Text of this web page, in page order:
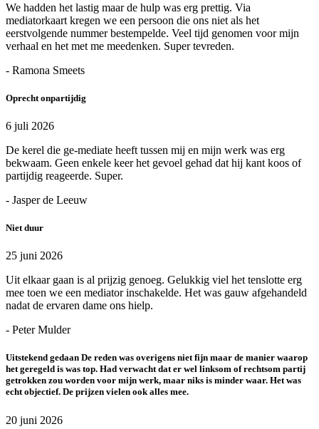
We hadden het lastig maar de hulp was erg prettig. Via
mediatorkaart kregen we een persoon die ons niet als het
eerstvolgende nummer bestempelde. Veel tijd genomen voor mijn
verhaal en het met me meedenken. Super tevreden.
- Ramona Smeets
Oprecht onpartijdig
6 juli 2026
De kerel die ge-mediate heeft tussen mij en mijn werk was erg
bekwaam. Geen enkele keer het gevoel gehad dat hij kant koos of
partijdig reageerde. Super.
- Jasper de Leeuw
Niet duur
25 juni 2026
Uit elkaar gaan is al prijzig genoeg. Gelukkig viel het tenslotte erg
mee toen we een mediator inschakelde. Het was gauw afgehandeld
nadat de ervaren dame ons hielp.
- Peter Mulder
Uitstekend gedaan De reden was overigens niet fijn maar de manier waarop
het geregeld is was top. Had verwacht dat er wel linksom of rechtsom partij
getrokken zou worden voor mijn werk, maar niks is minder waar. Het was
echt objectief. De prijzen vielen ook alles mee.
20 juni 2026